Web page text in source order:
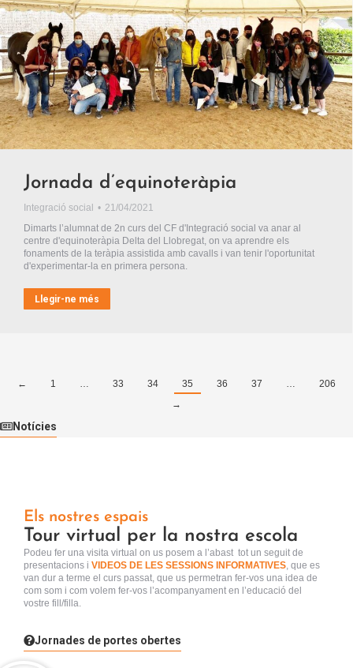
Jornada d’equinoteràpia
Integració social
21/04/2021
Dimarts l’alumnat de 2n curs del CF d'Integració social va anar al
centre d'equinoteràpia Delta del Llobregat, on va aprendre els
fonaments de la teràpia assistida amb cavalls i van tenir l'oportunitat
d'experimentar-la en primera persona.
Llegir-ne més
← 1 … 33 34 35 36 37 …
206
→
Notícies
Els nostres espais
Tour virtual per la nostra escola
Podeu fer una visita virtual on us posem a l’abast tot un seguit de
presentacions i VIDEOS DE LES SESSIONS INFORMATIVES, que es
van dur a terme el curs passat, que us permetran fer-vos una idea de
com som i com volem fer-vos l’acompanyament en l’educació del
vostre fill/filla.
Jornades de portes obertes